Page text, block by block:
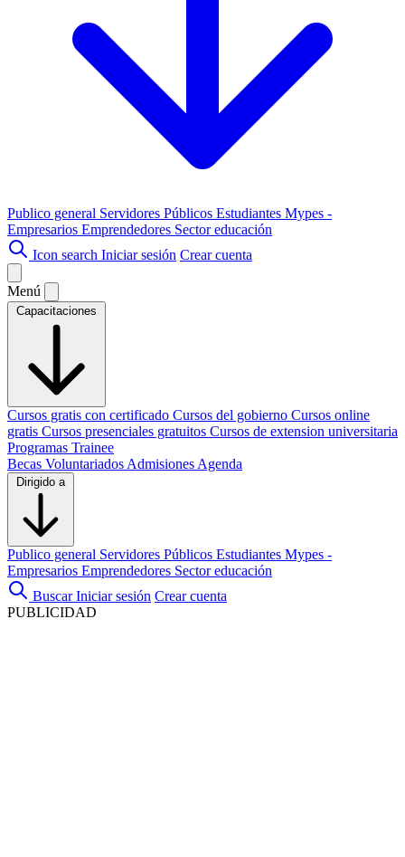
Publico general Servidores Públicos Estudiantes Mypes -
Empresarios Emprendedores Sector educación
Icon search Iniciar sesión Crear cuenta
Menú
Capacitaciones
Cursos gratis con certificado Cursos del gobierno Cursos online
gratis Cursos presenciales gratuitos Cursos de extension universitaria
Programas Trainee
Becas Voluntariados Admisiones Agenda
Dirigido a
Publico general Servidores Públicos Estudiantes Mypes -
Empresarios Emprendedores Sector educación
Buscar Iniciar sesión Crear cuenta
PUBLICIDAD